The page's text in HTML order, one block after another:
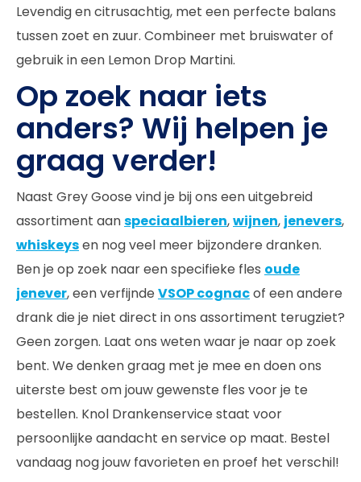
Levendig en citrusachtig, met een perfecte balans
tussen zoet en zuur. Combineer met bruiswater of
gebruik in een Lemon Drop Martini.
Op zoek naar iets
anders? Wij helpen je
graag verder!
Naast Grey Goose vind je bij ons een uitgebreid
assortiment aanspeciaalbieren,wijnen, jenevers,
whiskeysen nog veel meer bijzondere dranken.
Ben je op zoek naar een specifieke fles oude
jenever, een verfijnde VSOP cognacof een andere
drank die je niet direct in ons assortiment terugziet?
Geen zorgen. Laat ons weten waar je naar op zoek
bent. We denken graag met je mee en doen ons
uiterste best om jouw gewenste fles voor je te
bestellen. Knol Drankenservice staat voor
persoonlijke aandacht en service op maat. Bestel
vandaag nog jouw favorieten en proef het verschil!